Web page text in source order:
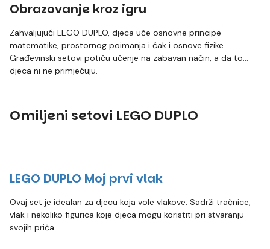
Obrazovanje kroz igru
Zahvaljujući LEGO DUPLO, djeca uče osnovne principe
matematike, prostornog poimanja i čak i osnove fizike.
Građevinski setovi potiču učenje na zabavan način, a da to
djeca ni ne primjećuju.
Omiljeni setovi LEGO DUPLO
LEGO DUPLO Moj prvi vlak
Ovaj set je idealan za djecu koja vole vlakove. Sadrži tračnice,
vlak i nekoliko figurica koje djeca mogu koristiti pri stvaranju
svojih priča.